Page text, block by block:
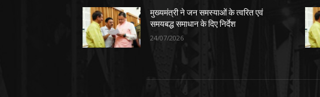
मुख्यमंत्री ने जन समस्याओं के त्वरित एवं
समयबद्ध समाधान के दिए निर्देश
24/07/2026